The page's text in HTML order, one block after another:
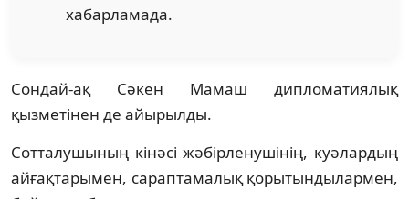
хабарламада.
Сондай-ақ Сәкен Мамаш дипломатиялық
қызметінен де айырылды.
Сотталушының кінәсі жәбірленушінің, куәлардың
айғақтарымен, сараптамалық қорытындылармен,